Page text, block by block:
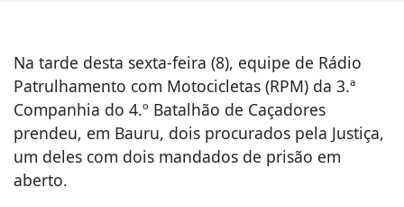
Na tarde desta sexta-feira (8), equipe de Rádio
Patrulhamento com Motocicletas (RPM) da 3.ª
Companhia do 4.º Batalhão de Caçadores
prendeu, em Bauru, dois procurados pela Justiça,
um deles com dois mandados de prisão em
aberto.